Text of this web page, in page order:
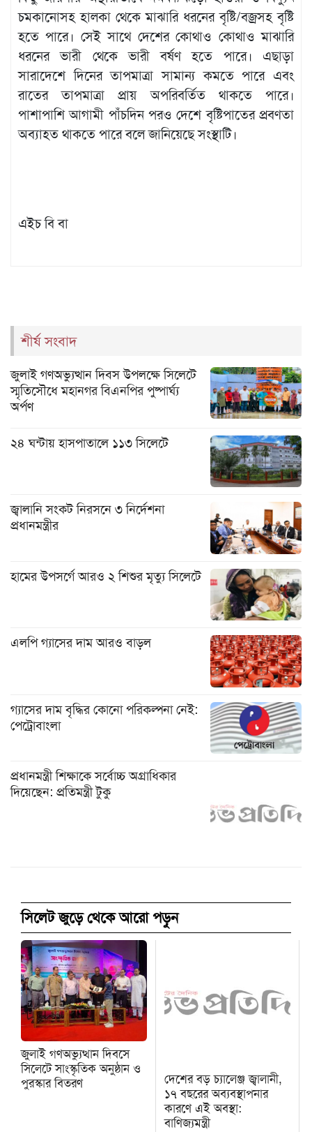
চমকানোসহ হালকা থেকে মাঝারি ধরনের বৃষ্টি/বজ্রসহ বৃষ্টি
হতে পারে। সেই সাথে দেশের কোথাও কোথাও মাঝারি
ধরনের ভারী থেকে ভারী বর্ষণ হতে পারে। এছাড়া
সারাদেশে দিনের তাপমাত্রা সামান্য কমতে পারে এবং
রাতের তাপমাত্রা প্রায় অপরিবর্তিত থাকতে পারে।
পাশাপাশি আগামী পাঁচদিন পরও দেশে বৃষ্টিপাতের প্রবণতা
অব্যাহত থাকতে পারে বলে জানিয়েছে সংস্থাটি।
এইচ বি বা
শীর্ষ সংবাদ
জুলাই গণঅভ্যুত্থান দিবস উপলক্ষে সিলেটে
স্মৃতিসৌধে মহানগর বিএনপির পুষ্পার্ঘ্য
অর্পণ
২৪ ঘন্টায় হাসপাতালে ১১৩ সিলেটে
জ্বালানি সংকট নিরসনে ৩ নির্দেশনা
প্রধানমন্ত্রীর
হামের উপসর্গে আরও ২ শিশুর মৃত্যু সিলেটে
এলপি গ্যাসের দাম আরও বাড়ল
গ্যাসের দাম বৃদ্ধির কোনো পরিকল্পনা নেই:
পেট্রোবাংলা
প্রধানমন্ত্রী শিক্ষাকে সর্বোচ্চ অগ্রাধিকার
দিয়েছেন: প্রতিমন্ত্রী টুকু
সিলেট জুড়ে থেকে আরো পড়ুন
জুলাই গণঅভ্যুত্থান দিবসে
সিলেটে সাংস্কৃতিক অনুষ্ঠান ও
পুরস্কার বিতরণ
দেশের বড় চ্যালেঞ্জ জ্বালানী,
১৭ বছরের অব্যবস্থাপনার
কারণে এই অবস্থা:
বাণিজ্যমন্ত্রী